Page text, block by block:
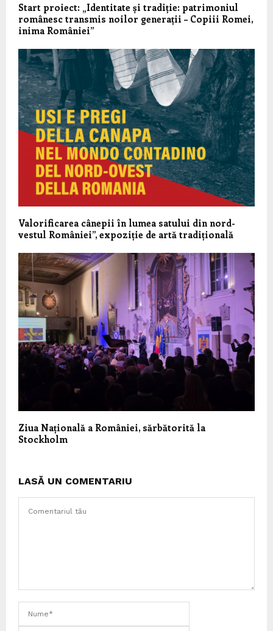
Start proiect: „Identitate și tradiție: patrimoniul
românesc transmis noilor generații – Copiii Romei,
inima României”
Valorificarea cânepii în lumea satului din nord-
vestul României”, expoziție de artă tradițională
Ziua Națională a României, sărbătorită la
Stockholm
LASĂ UN COMENTARIU